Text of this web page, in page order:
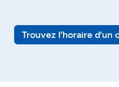
Trouvez l’horaire d’un